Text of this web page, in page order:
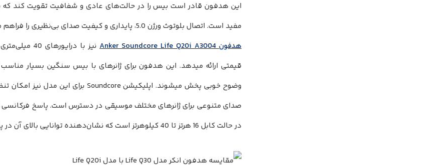
این هدفون قادر است بیس را در حالت‌های عادی و شفافیت تقویت کند که
مفید است. اتصال بلوتوث ورژن 5.0، پایداری و کیفیت صدای بی‌نظیری را فراهم می‌آورد.
هدفون Anker Soundcore Life Q20i A3004
نیز با
قیمتی ارائه میدهد. این هدفون برای ژانرهای با بیس سنگین بسیار
در حالت کابل 16 هرتز تا 40 کیلوهرتز است که نشان‌دهنده توانایی بالای آن در پخش جزئیات صوتی است.